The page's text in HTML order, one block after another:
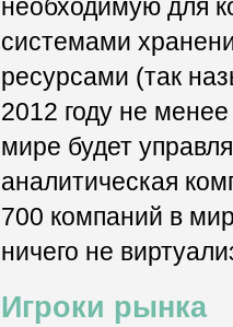
необходимую для
системами
ресурсами (так
2012 году не
мире будет
аналитическая
700 компаний в
ничего не
Игроки рынка